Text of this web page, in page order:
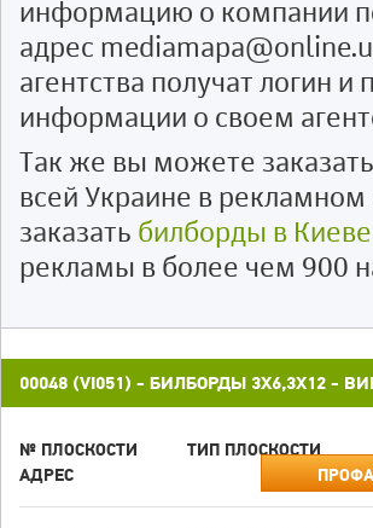
информацию о компании
адрес
агентства получат логин
информации о своем
Так же вы можете
всей Украине в рекламном
заказать билборды в Киеве
рекламы в более чем 900
00048 (VI051) - БИЛБОРДЫ 3X6,3X12 -
№ ПЛОСКОСТИ ТИП ПЛОСКОСТИ
АДРЕС